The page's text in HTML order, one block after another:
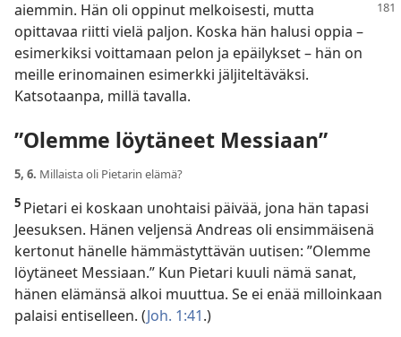
aiemmin. Hän oli oppinut melkoisesti, mutta
opittavaa riitti vielä paljon. Koska hän halusi oppia –
esimerkiksi voittamaan pelon ja epäilykset – hän on
meille erinomainen esimerkki jäljiteltäväksi.
Katsotaanpa, millä tavalla.
”Olemme löytäneet Messiaan”
5, 6. Millaista oli Pietarin elämä?
5 Pietari ei koskaan unohtaisi päivää, jona hän tapasi
Jeesuksen. Hänen veljensä Andreas oli ensimmäisenä
kertonut hänelle hämmästyttävän uutisen: ”Olemme
löytäneet Messiaan.” Kun Pietari kuuli nämä sanat,
hänen elämänsä alkoi muuttua. Se ei enää milloinkaan
palaisi entiselleen. (Joh. 1:41.)